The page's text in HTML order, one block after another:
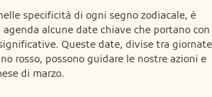
specificità di ogni segno zodiacale, è
agenda alcune date chiave che portano con
Queste date, divise tra giornate
rosso, possono guidare le nostre azioni e
di marzo.